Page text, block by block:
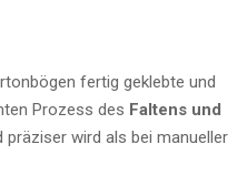
fertig geklebte und
Prozess des Faltens und
wird als bei manueller